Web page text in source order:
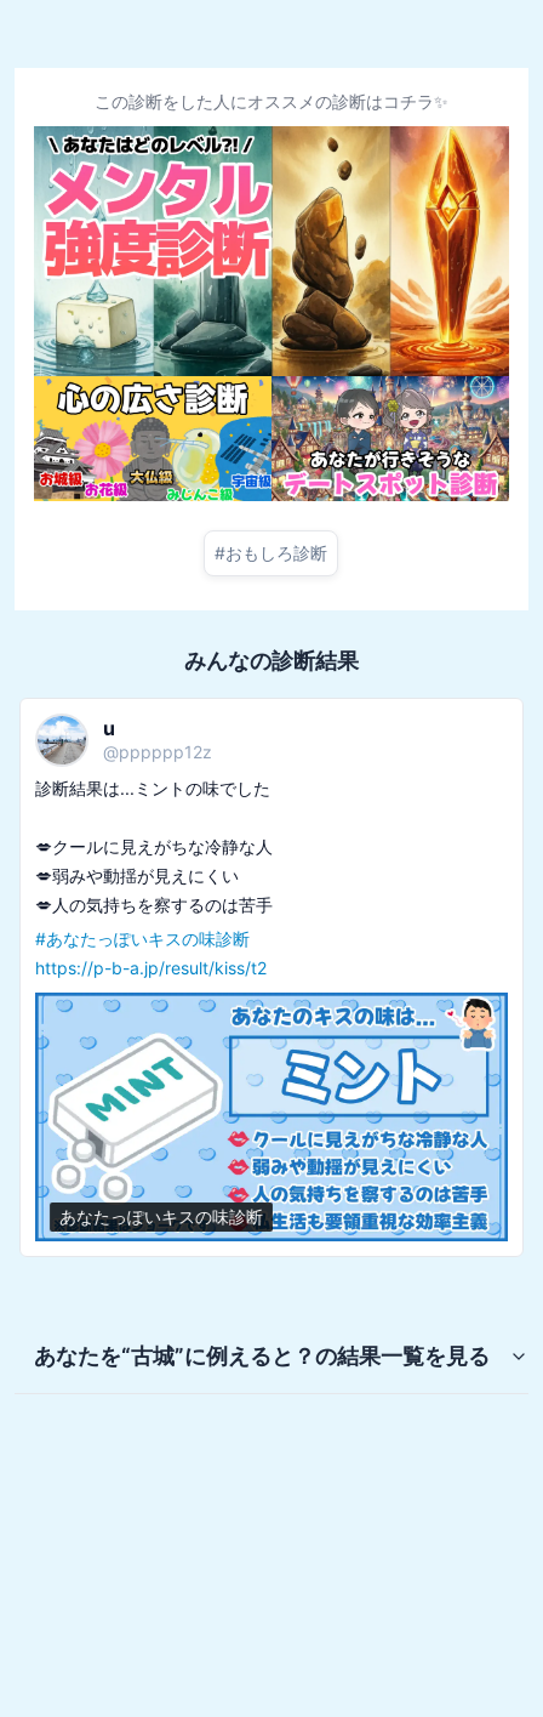
この診断をした人にオススメの診断はコチラ✨
#おもしろ診断
みんなの診断結果
u
@pppppp12z
診断結果は...ミントの味でした
💋クールに見えがちな冷静な人
💋弱みや動揺が見えにくい
💋人の気持ちを察するのは苦手
#あなたっぽいキスの味診断
https://p-b-a.jp/result/kiss/t2
あなたっぽいキスの味診断
あなたを“古城”に例えると？の結果一覧を見る